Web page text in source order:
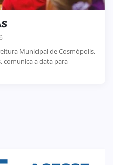
Municipal de Cosmópolis,
comunica a data para